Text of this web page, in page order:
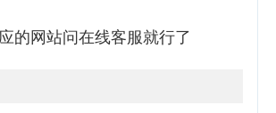
的网站问在线客服就行了